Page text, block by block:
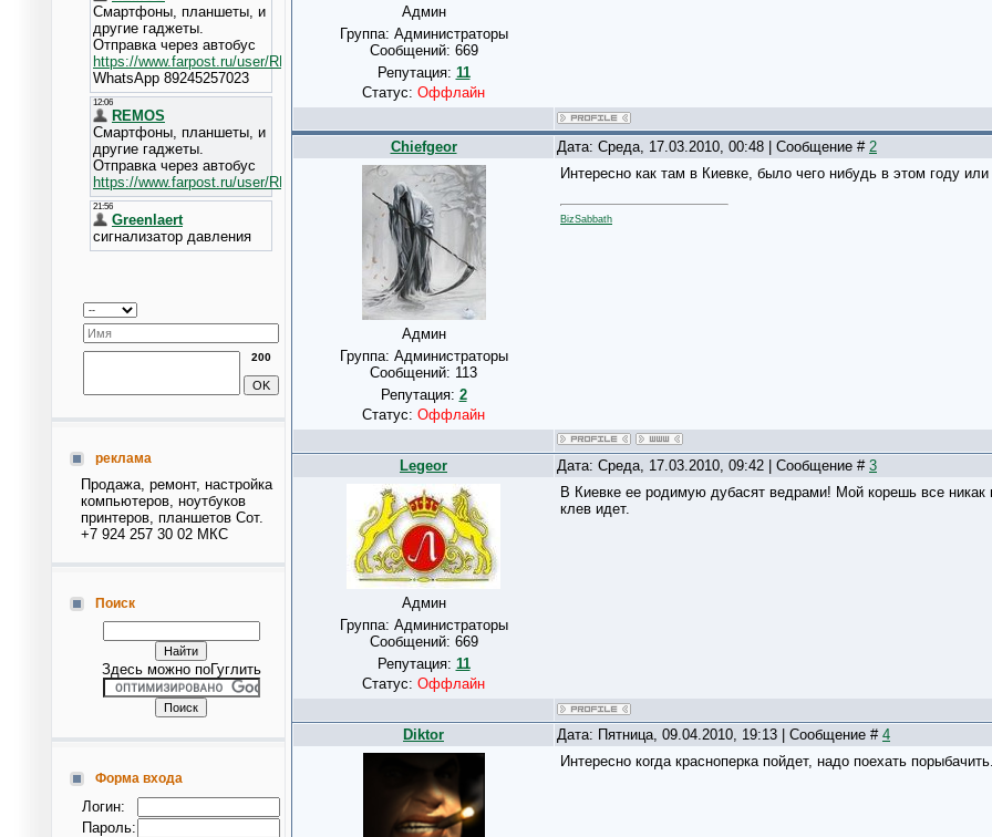
200
реклама
Продажа, ремонт, настройка
компьютеров, ноутбуков
принтеров, планшетов Сот.
+7 924 257 30 02 МКС
Поиск
Здесь можно поГуглить
Форма входа
Логин:
Пароль:
Админ
Группа: Администраторы
Сообщений: 669
Репутация: 11
Статус: Оффлайн
Chiefgeor Дата: Среда, 17.03.2010, 00:48 | Сообщение # 2
Админ
Группа: Администраторы
Сообщений: 113
Репутация: 2
Статус: Оффлайн
Интересно как там в Киевке, было чего нибудь в этом году или
BizSabbath
Legeor Дата: Среда, 17.03.2010, 09:42 | Сообщение # 3
Админ
Группа: Администраторы
Сообщений: 669
Репутация: 11
Статус: Оффлайн
В Киевке ее родимую дубасят ведрами! Мой корешь все
клев идет.
Diktor Дата: Пятница, 09.04.2010, 19:13 | Сообщение # 4
Интересно когда красноперка пойдет, надо поехать